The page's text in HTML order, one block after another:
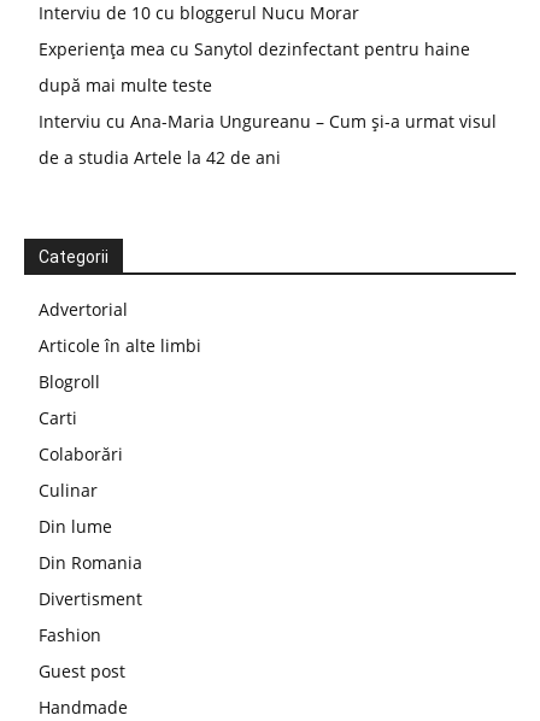
Interviu de 10 cu bloggerul Nucu Morar
Experiența mea cu Sanytol dezinfectant pentru haine
după mai multe teste
Interviu cu Ana-Maria Ungureanu – Cum și-a urmat visul
de a studia Artele la 42 de ani
Categorii
Advertorial
Articole în alte limbi
Blogroll
Carti
Colaborări
Culinar
Din lume
Din Romania
Divertisment
Fashion
Guest post
Handmade